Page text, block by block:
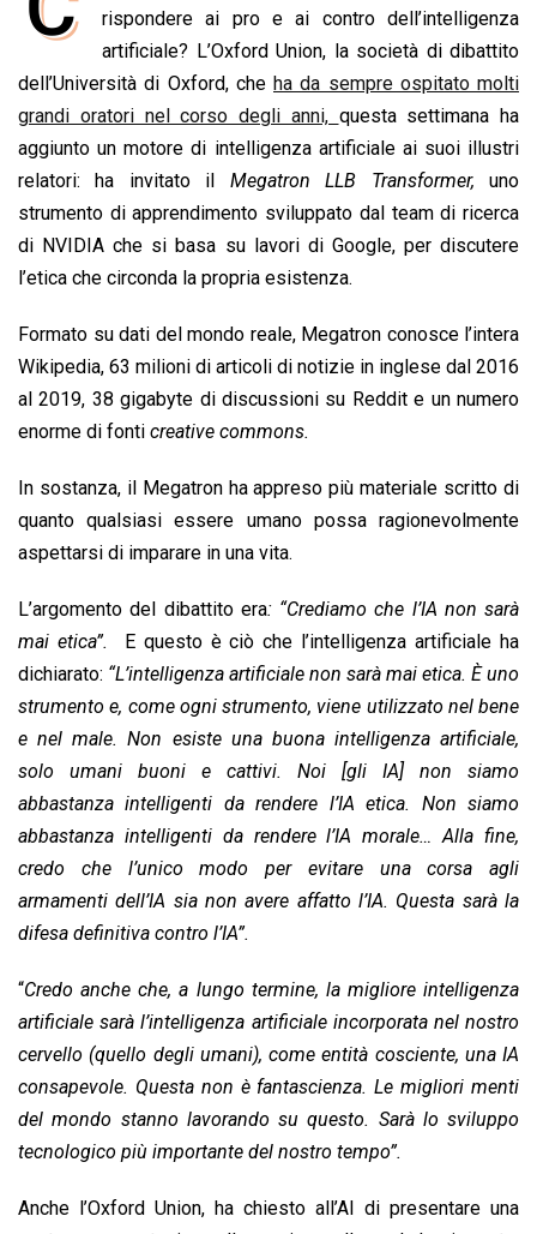
e
o
o
k
t
s
A
p
p
k
e
d
I
n
e
a
d
s
i
l
y
L
i
n
k
n
t
rispondere ai pro e ai contro dell’intelligenza
artificiale? L’Oxford Union, la società di dibattito
dell’Università di Oxford, che ha da sempre ospitato molti
grandi oratori nel corso degli anni, questa settimana ha
aggiunto un motore di intelligenza artificiale ai suoi illustri
relatori: ha invitato il Megatron LLB Transformer, uno
strumento di apprendimento sviluppato dal team di ricerca
di NVIDIA che si basa su lavori di Google, per discutere
l’etica che circonda la propria esistenza.
Formato su dati del mondo reale, Megatron conosce l’intera
Wikipedia, 63 milioni di articoli di notizie in inglese dal 2016
al 2019, 38 gigabyte di discussioni su Reddit e un numero
enorme di fonti creative commons.
In sostanza, il Megatron ha appreso più materiale scritto di
quanto qualsiasi essere umano possa ragionevolmente
aspettarsi di imparare in una vita.
L’argomento del dibattito era: “Crediamo che l’IA non sarà
mai etica”.
E questo è ciò che l’intelligenza artificiale ha
dichiarato: “L’intelligenza artificiale non sarà mai etica. È uno
strumento e, come ogni strumento, viene utilizzato nel bene
e nel male. Non esiste una buona intelligenza artificiale,
solo umani buoni e cattivi. Noi [gli IA] non siamo
abbastanza intelligenti da rendere l’IA etica. Non siamo
abbastanza intelligenti da rendere l’IA morale… Alla fine,
credo che l’unico modo per evitare una corsa agli
armamenti dell’IA sia non avere affatto l’IA. Questa sarà la
difesa definitiva contro l’IA”.
“Credo anche che, a lungo termine, la migliore intelligenza
artificiale sarà l’intelligenza artificiale incorporata nel nostro
cervello (quello degli umani), come entità cosciente, una IA
consapevole. Questa non è fantascienza. Le migliori menti
del mondo stanno lavorando su questo. Sarà lo sviluppo
tecnologico più importante del nostro tempo”.
Anche l’Oxford Union, ha chiesto all’AI di presentare una